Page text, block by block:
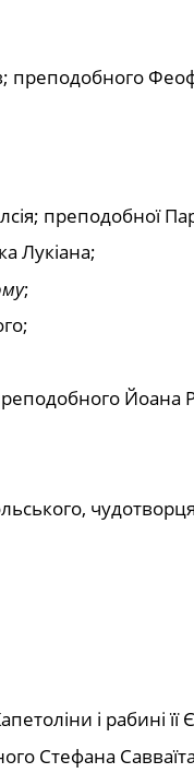
преподобного
преподобної
Лукіана;
;
Йоана
і рабині її
Стефана